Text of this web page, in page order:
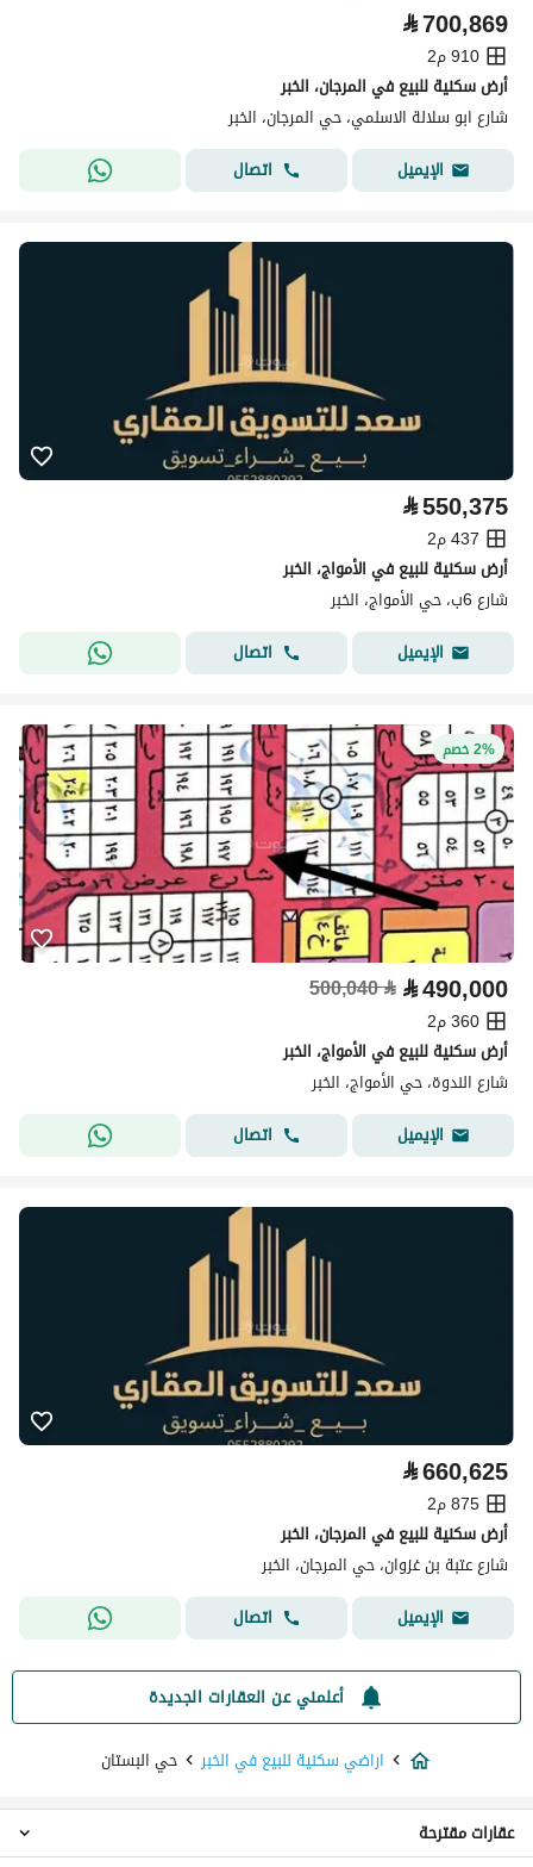
⃁700,869
910 م2
أرض سكنية للبيع في المرجان، الخبر
شارع ابو سلالة الاسلمي، حي المرجان، الخبر
الإيميل
اتصال
⃁550,375
437 م2
أرض سكنية للبيع في الأمواج، الخبر
شارع 6ب، حي الأمواج، الخبر
الإيميل
اتصال
2% خصم
⃁490,000
⃁
500,040
360 م2
أرض سكنية للبيع في الأمواج، الخبر
شارع الندوة، حي الأمواج، الخبر
الإيميل
اتصال
⃁660,625
875 م2
أرض سكنية للبيع في المرجان، الخبر
شارع عتبة بن غزوان، حي المرجان، الخبر
الإيميل
اتصال
أعلمني عن العقارات الجديدة
اراضي سكنية للبيع في الخبر
حي البستان
عقارات مقترحة